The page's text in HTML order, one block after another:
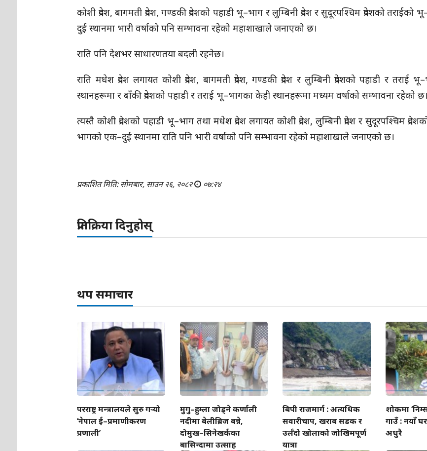
कोशी प्रदेश, बागमती प्रदेश, गण्डकी प्रदेशको पहाडी भू–भाग र लुम्बिनी प्रदेश र सुदूरपश्चिम प्रदेशको
दुई स्थानमा भारी वर्षाको पनि सम्भावना रहेको महाशाखाले जनाएको छ।
राति पनि देशभर साधारणतया बदली रहनेछ।
राति मधेश प्रदेश लगायत कोशी प्रदेश, बागमती प्रदेश, गण्डकी प्रदेश र लुम्बिनी प्रदेशको पहाडी र तराई
स्थानहरूमा र बाँकी प्रदेशको पहाडी र तराई भू–भागका केही स्थानहरूमा मध्यम वर्षाको सम्भावना रहेको छ।
त्यस्तै कोशी प्रदेशको पहाडी भू–भाग तथा मधेश प्रदेश लगायत कोशी प्रदेश, लुम्बिनी प्रदेश र सुदूरपश्चिम
भागको एक–दुई स्थानमा राति पनि भारी वर्षाको पनि सम्भावना रहेको महाशाखाले जनाएको छ।
प्रकाशित मिति: सोमबार, साउन २६, २०८२ ०७:२४
प्रतिक्रिया दिनुहोस्
थप समाचार
परराष्ट्र मन्त्रालयले सुरु गर्‍यो
‘नेपाल ई–प्रमाणीकरण
प्रणाली’
मुगु–हुम्ला जोड्ने कर्णाली
नदीमा बेलीब्रिज बन्ने,
दोमुख–सिनेखर्कका
बासिन्दामा उत्साह
बिपी राजमार्ग : अत्यधिक
सवारीचाप, खराब सडक र
उर्लँदो खोलाको जोखिमपूर्ण
यात्रा
शोकमा
गाउँ : नयाँ
अधुरै